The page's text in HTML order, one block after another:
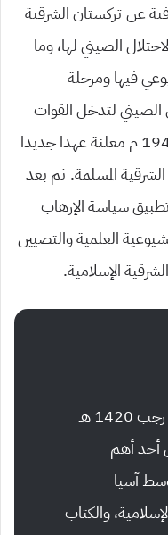
عن تركستان الشرقية
الصيني لها، وما
فيها ومرحلة
لتدخل القوات
الصينية تركستان الشرقية في أكتوبر 1949 م معلنة عهدا جديدا
المسلمة. ثم بعد
سياسة الإرهاب
العلمية والتصيين
الإسلامية.
ووقّع الباحث بحثه بتاريخ 27 رجب 1420 هـ
ليمثل أحد أهم
آسيا
والكتاب